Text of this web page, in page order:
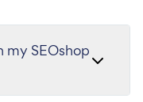
my SEOshop